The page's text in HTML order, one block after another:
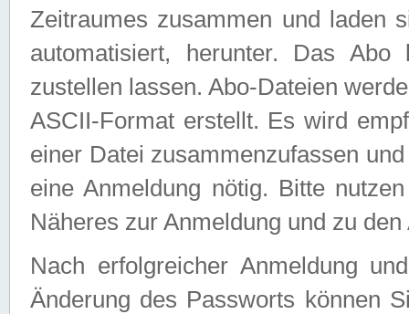
Zeitraumes zusammen und laden
automatisiert, herunter. Das
zustellen lassen. Abo-Dateien
ASCII-Format erstellt. Es wird
einer Datei zusammenzufassen
eine Anmeldung nötig. Bitte
Näheres zur Anmeldung und zu
Nach erfolgreicher Anmeldung
Änderung des Passworts können